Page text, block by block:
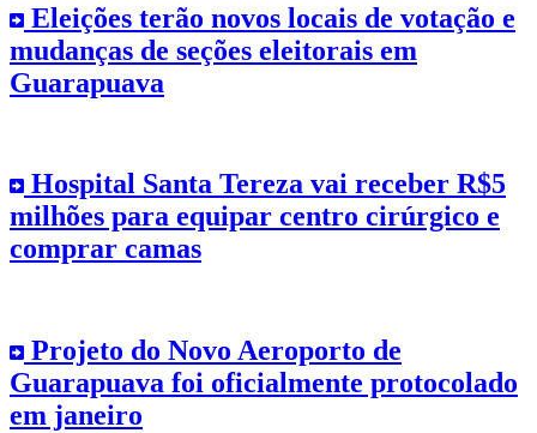
Eleições terão novos locais de votação e
mudanças de seções eleitorais em
Guarapuava
Hospital Santa Tereza vai receber R$5
milhões para equipar centro cirúrgico e
comprar camas
Projeto do Novo Aeroporto de
Guarapuava foi oficialmente protocolado
em janeiro